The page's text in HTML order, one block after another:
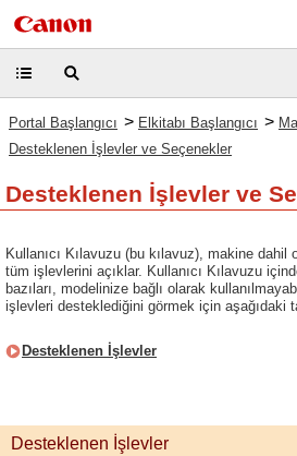
Portal Başlangıcı > Elkitabı Başlangıcı >
Desteklenen İşlevler ve Seçenekler
Desteklenen İşlevler ve
Kullanıcı Kılavuzu (bu kılavuz), makine
tüm işlevlerini açıklar. Kullanıcı Kılavuzu
bazıları, modelinize bağlı olarak
işlevleri desteklediğini görmek için aşağıdaki
Desteklenen İşlevler
Desteklenen İşlevler